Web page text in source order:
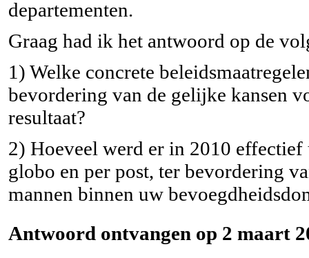
departementen.
Graag had ik het antwoord op de
1) Welke concrete
bevordering van de gelijke kansen
resultaat?
2) Hoeveel werd er in 2010
globo en per post, ter bevordering
mannen binnen uw
Antwoord ontvangen op 2 maart